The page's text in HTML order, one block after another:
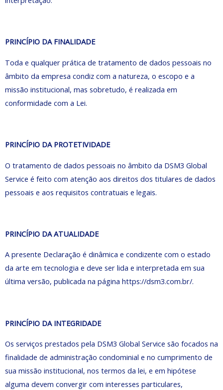
PRINCÍPIO DA FINALIDADE
Toda e qualquer prática de tratamento de dados pessoais no
âmbito da empresa condiz com a natureza, o escopo e a
missão institucional, mas sobretudo, é realizada em
conformidade com a Lei.
PRINCÍPIO DA PROTETIVIDADE
O tratamento de dados pessoais no âmbito da DSM3 Global
Service é feito com atenção aos direitos dos titulares de dados
pessoais e aos requisitos contratuais e legais.
PRINCÍPIO DA ATUALIDADE
A presente Declaração é dinâmica e condizente com o estado
da arte em tecnologia e deve ser lida e interpretada em sua
última versão, publicada na página https://dsm3.com.br/.
PRINCÍPIO DA INTEGRIDADE
Os serviços prestados pela DSM3 Global Service são focados na
finalidade de administração condominial e no cumprimento de
sua missão institucional, nos termos da lei, e em hipótese
alguma devem convergir com interesses particulares,